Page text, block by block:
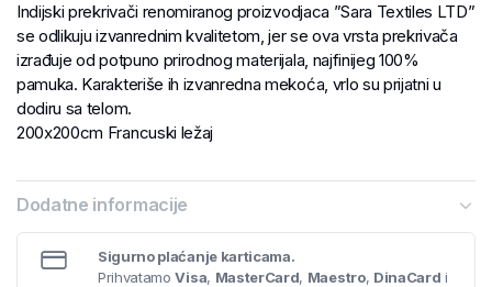
Indijski prekrivači renomiranog proizvodjaca ”Sara Textiles LTD”
se odlikuju izvanrednim kvalitetom, jer se ova vrsta prekrivača
izrađuje od potpuno prirodnog materijala, najfinijeg 100%
pamuka. Karakteriše ih izvanredna mekoća, vrlo su prijatni u
dodiru sa telom.
200x200cm Francuski ležaj
Dodatne informacije
Sigurno plaćanje karticama.
PrihvatamoVisa, MasterCard, Maestro, DinaCard i